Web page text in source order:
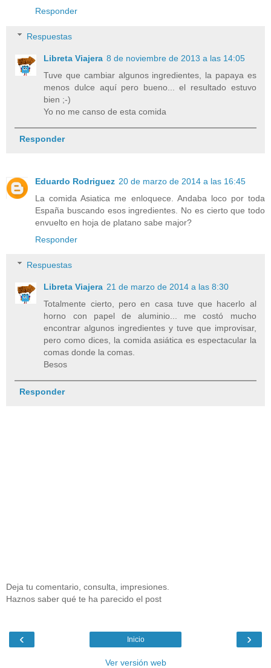
Responder
Respuestas
Libreta Viajera 8 de noviembre de 2013 a las 14:05
Tuve que cambiar algunos ingredientes, la papaya es
menos dulce aquí pero bueno... el resultado estuvo
bien ;-)
Yo no me canso de esta comida
Responder
Eduardo Rodriguez 20 de marzo de 2014 a las 16:45
La comida Asiatica me enloquece. Andaba loco por toda
España buscando esos ingredientes. No es cierto que todo
envuelto en hoja de platano sabe major?
Responder
Respuestas
Libreta Viajera 21 de marzo de 2014 a las 8:30
Totalmente cierto, pero en casa tuve que hacerlo al
horno con papel de aluminio... me costó mucho
encontrar algunos ingredientes y tuve que improvisar,
pero como dices, la comida asiática es espectacular la
comas donde la comas.
Besos
Responder
Deja tu comentario, consulta, impresiones.
Haznos saber qué te ha parecido el post
‹ ›
Inicio
Ver versión web